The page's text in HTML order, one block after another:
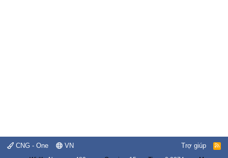
CNG - One VN Trợ giúp
R